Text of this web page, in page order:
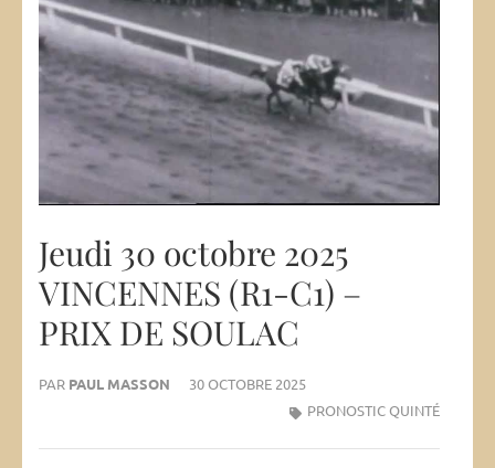
Jeudi 30 octobre 2025
VINCENNES (R1-C1) –
PRIX DE SOULAC
PAR PAUL MASSON
30 OCTOBRE 2025
PRONOSTIC QUINTÉ